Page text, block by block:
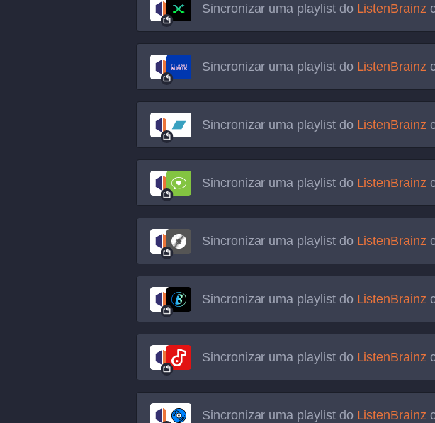
Sincronizar uma playlist do ListenBrainz
Sincronizar uma playlist do ListenBrainz
Sincronizar uma playlist do ListenBrainz
Sincronizar uma playlist do ListenBrainz
Sincronizar uma playlist do ListenBrainz
Sincronizar uma playlist do ListenBrainz
Sincronizar uma playlist do ListenBrainz
Sincronizar uma playlist do ListenBrainz